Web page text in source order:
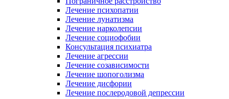
Лечение психопатии
Лечение лунатизма
Лечение нарколепсии
Лечение социофобии
Консультация психиатра
Лечение агрессии
Лечение созависимости
Лечение шопоголизма
Лечение дисфории
Лечение послеродовой депрессии